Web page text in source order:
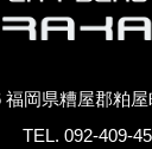
福岡県糟屋郡粕
TEL. 092-409-